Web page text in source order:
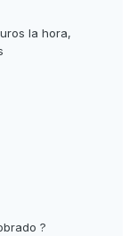
la hora,
?